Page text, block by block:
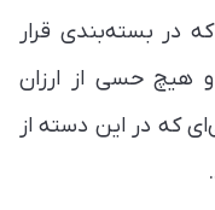
در بسته‌بندی قرار
و هیچ حسی از ارزان
که در این دسته از